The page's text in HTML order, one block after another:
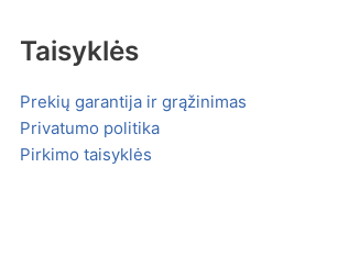
Taisyklės
Prekių garantija ir grąžinimas
Privatumo politika
Pirkimo taisyklės